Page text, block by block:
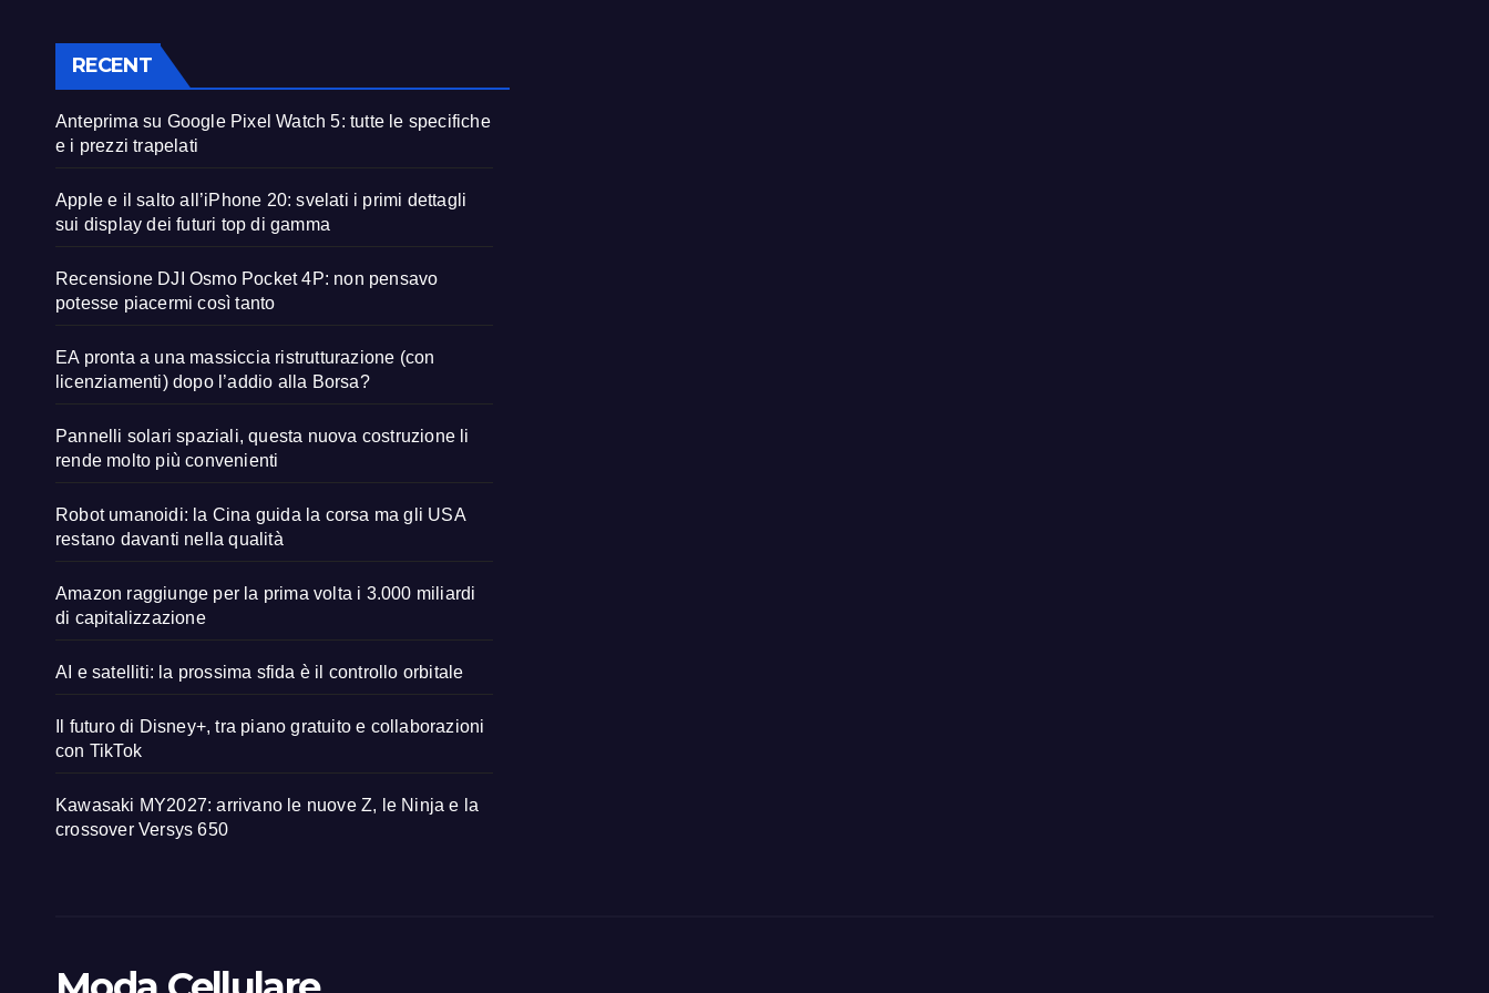
RECENT
Anteprima su Google Pixel Watch 5: tutte le specifiche
e i prezzi trapelati
Apple e il salto all’iPhone 20: svelati i primi dettagli
sui display dei futuri top di gamma
Recensione DJI Osmo Pocket 4P: non pensavo
potesse piacermi così tanto
EA pronta a una massiccia ristrutturazione (con
licenziamenti) dopo l’addio alla Borsa?
Pannelli solari spaziali, questa nuova costruzione li
rende molto più convenienti
Robot umanoidi: la Cina guida la corsa ma gli USA
restano davanti nella qualità
Amazon raggiunge per la prima volta i 3.000 miliardi
di capitalizzazione
AI e satelliti: la prossima sfida è il controllo orbitale
Il futuro di Disney+, tra piano gratuito e collaborazioni
con TikTok
Kawasaki MY2027: arrivano le nuove Z, le Ninja e la
crossover Versys 650